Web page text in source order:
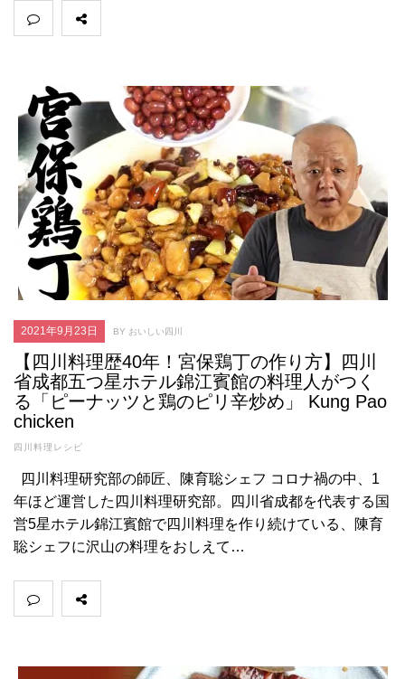
2021年9月23日 BY おいしい四川
【四川料理歴40年！宮保鶏丁の作り方】四川
省成都五つ星ホテル錦江賓館の料理人がつく
る「ピーナッツと鶏のピリ辛炒め」 Kung Pao
chicken
四川料理レシピ
四川料理研究部の師匠、陳育聡シェフ コロナ禍の中、1
年ほど運営した四川料理研究部。四川省成都を代表する国
営5星ホテル錦江賓館で四川料理を作り続けている、陳育
聡シェフに沢山の料理をおしえて…